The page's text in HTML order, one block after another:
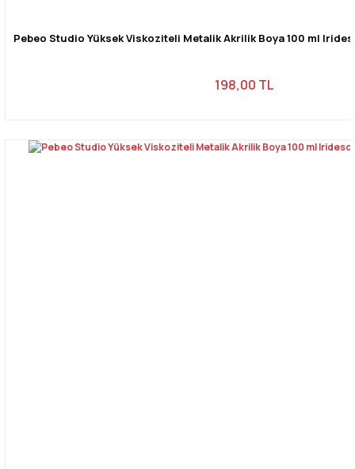
Pebeo Studio Yüksek Viskoziteli Metalik Akrilik Boya 100 ml
198,00 TL